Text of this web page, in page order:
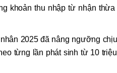
khoản thu nhập từ nhận
2025 đã nâng ngưỡng
từng lần phát sinh từ 10